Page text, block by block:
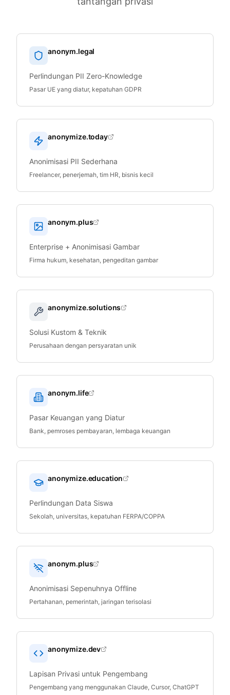
anonym.legal
Perlindungan PII Zero-Knowledge
Pasar UE yang diatur, kepatuhan GDPR
anonymize.today
Anonimisasi PII Sederhana
Freelancer, penerjemah, tim HR, bisnis kecil
anonym.plus
Enterprise + Anonimisasi Gambar
Firma hukum, kesehatan, pengeditan gambar
anonymize.solutions
Solusi Kustom & Teknik
Perusahaan dengan persyaratan unik
anonym.life
Pasar Keuangan yang Diatur
Bank, pemroses pembayaran, lembaga keuangan
anonymize.education
Perlindungan Data Siswa
Sekolah, universitas, kepatuhan FERPA/COPPA
anonym.plus
Anonimisasi Sepenuhnya Offline
Pertahanan, pemerintah, jaringan terisolasi
anonymize.dev
Lapisan Privasi untuk Pengembang
Pengembang yang menggunakan Claude, Cursor, ChatGPT